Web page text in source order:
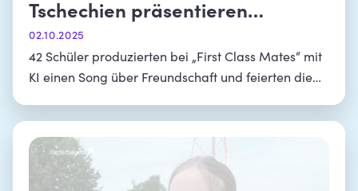
Tschechien präsentieren
gemeinsames Musikvideo
02.10.2025
42 Schüler produzierten bei „First Class Mates“ mit
KI einen Song über Freundschaft und feierten die